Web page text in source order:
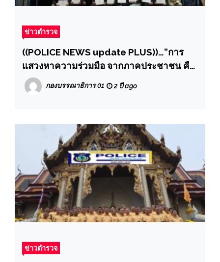
ข่าวตำรวจ
((POLICE NEWS update PLUS))…”การ
แสวงหาความร่วมมือ จากภาคประชาชน คือ
หนึ่งในมาตรการป้องกันอาชญากรรม
กองบรรณาธิการ 01 2 ปี ago
ข่าวตำรวจ